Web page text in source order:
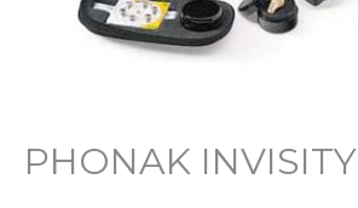
PHONAK INVISITY